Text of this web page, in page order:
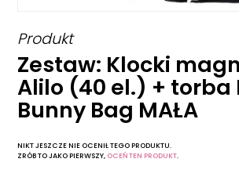
Produkt
Zestaw: Klocki
Alilo (40 el.) + torba
Bunny Bag MAŁA
NIKT JESZCZE NIE OCENIŁ TEGO PRODUKTU.
ZRÓB TO JAKO PIERWSZY, OCEŃ TEN PRODUKT.